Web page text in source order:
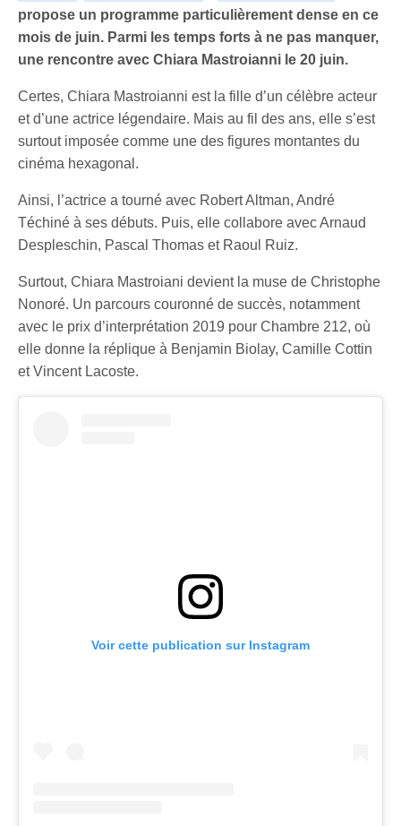
propose un programme particulièrement dense en ce
mois de juin. Parmi les temps forts à ne pas manquer,
une rencontre avec Chiara Mastroianni le 20 juin.
Certes, Chiara Mastroianni est la fille d’un célèbre acteur
et d’une actrice légendaire. Mais au fil des ans, elle s’est
surtout imposée comme une des figures montantes du
cinéma hexagonal.
Ainsi, l’actrice a tourné avec Robert Altman, André
Téchiné à ses débuts. Puis, elle collabore avec Arnaud
Despleschin, Pascal Thomas et Raoul Ruiz.
Surtout, Chiara Mastroiani devient la muse de Christophe
Nonoré. Un parcours couronné de succès, notamment
avec le prix d’interprétation 2019 pour Chambre 212, où
elle donne la réplique à Benjamin Biolay, Camille Cottin
et Vincent Lacoste.
Voir cette publication sur Instagram